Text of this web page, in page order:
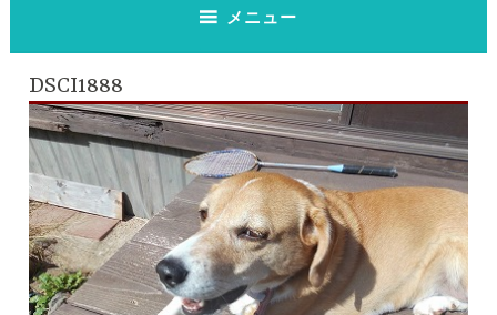
メニュー
DSCI1888